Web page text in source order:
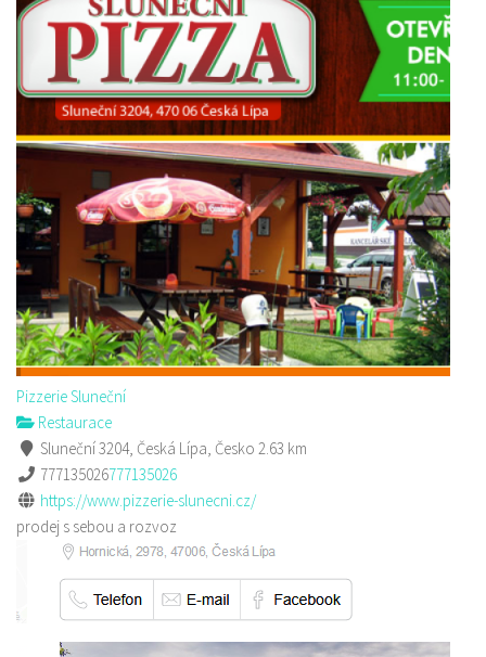
Pizzerie Sluneční
Restaurace
Sluneční 3204, Česká Lípa, Česko 2.63 km
777135026777135026
https://www.pizzerie-slunecni.cz/
prodej s sebou a rozvoz